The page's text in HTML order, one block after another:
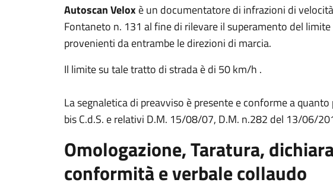
Autoscan Velox è un documentatore di infrazioni di
Fontaneto n. 131 al fine di rilevare il superamento del
provenienti da entrambe le direzioni di marcia.
Il limite su tale tratto di strada è di 50 km/h .
La segnaletica di preavviso è presente e conforme a
bis C.d.S. e relativi D.M. 15/08/07, D.M. n.282 del 13/06/
Omologazione, Taratura,
conformità e verbale collaudo